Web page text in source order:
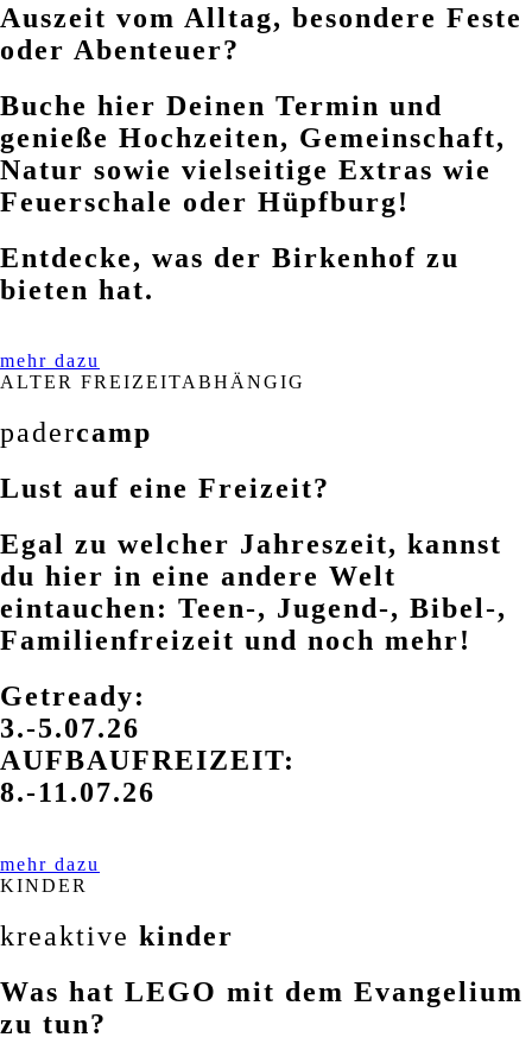
Auszeit vom Alltag, besondere Feste
oder Abenteuer?
Buche hier Deinen Termin und
genieße Hochzeiten, Gemeinschaft,
Natur sowie vielseitige Extras wie
Feuerschale oder Hüpfburg!
Entdecke, was der Birkenhof zu
bieten hat.
mehr dazu
ALTER FREIZEITABHÄNGIG
padercamp
Lust auf eine Freizeit?
Egal zu welcher Jahreszeit, kannst
du hier in eine andere Welt
eintauchen: Teen-, Jugend-, Bibel-,
Familienfreizeit und noch mehr!
Getready:
3.-5.07.26
AUFBAUFREIZEIT:
8.-11.07.26
mehr dazu
KINDER
kreaktive kinder
Was hat LEGO mit dem Evangelium
zu tun?